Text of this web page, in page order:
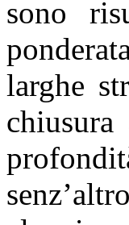
sono
larghe